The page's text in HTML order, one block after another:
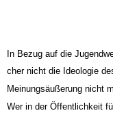
In Bezug auf die
cher nicht die Ideologie
Meinungsäußerung nicht